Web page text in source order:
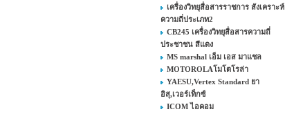
เครื่องวิทยุสื่อสารราชการ สังเคราะห์
ความถี่ประเภท2
CB245 เครื่องวิทยุสื่อสารความถี่
ประชาชน สีแดง
MS marshal เอ็ม เอส มาแชล
MOTOROLAโมโตโรล่า
YAESU,Vertex Standard ยา
อิสุ,เวอร์เท็กซ์
ICOM ไอคอม